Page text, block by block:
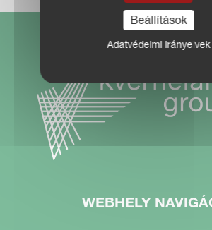
WEBHELY
Beállítások
Adatvédelmi irányelvek